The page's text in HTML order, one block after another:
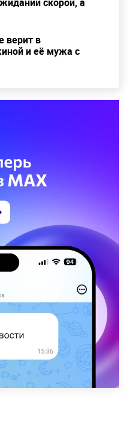
верит в
и её мужа с